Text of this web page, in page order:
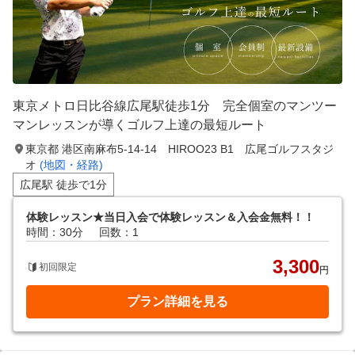
東京メトロ日比谷線広尾駅徒歩1分 完全個室のマンツー
マンレッスンが導くゴルフ上達の最短ルート
東京都 港区南麻布5-14-14 HIROO23 B1 広尾ゴルフスタジ
オ (地図・経路)
広尾駅 徒歩で1分
体験レッスン★当日入会で体験レッスン＆入会金無料！！
時間：30分
回数：1
初回限定 3,300円
プラン詳細を見る